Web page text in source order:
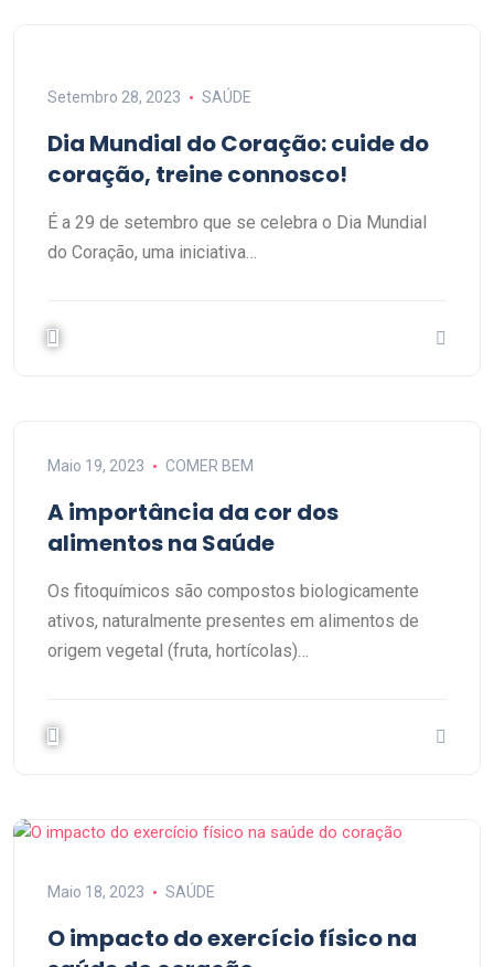
Setembro 28, 2023 SAÚDE
Dia Mundial do Coração: cuide do
coração, treine connosco!
É a 29 de setembro que se celebra o Dia Mundial
do Coração, uma iniciativa…
Maio 19, 2023 COMER BEM
A importância da cor dos
alimentos na Saúde
Os fitoquímicos são compostos biologicamente
ativos, naturalmente presentes em alimentos de
origem vegetal (fruta, hortícolas)…
Maio 18, 2023 SAÚDE
O impacto do exercício físico na